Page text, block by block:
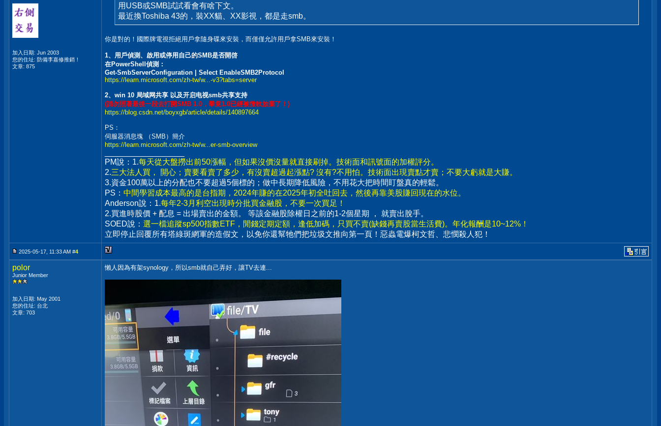
加入日期: Jun 2003
您的住址: 防備李嘉修推銷！
文章: 875
用USB或SMB試試看會有啥下文。
最近換Toshiba 43的，裝XX貓、XX影視，都是走smb。
你是對的！國際牌電視拒絕用戶拿隨身碟來安裝，而僅僅允許用戶拿SMB來安裝！
1、用戶偵測、啟用或停用自己的SMB是否開啓
在PowerShell偵測：
Get-SmbServerConfiguration | Select EnableSMB2Protocol
https://learn.microsoft.com/zh-tw/w...-v3?tabs=server
2、win 10 局域网共享 以及开启电视smb共享支持
(請勿照著最後一段去打開SMB 1.0，畢竟1.0已經被微軟放棄了！)
https://blog.csdn.net/boyxgb/article/details/140897664
PS：
伺服器消息塊 （SMB）簡介
https://learn.microsoft.com/zh-tw/w...er-smb-overview
PM說：1.每天從大盤撈出前50漲幅，但如果沒價沒量就直接刷掉。技術面和訊號面的加權評分。
2.三大法人買， 開心；賣要看賣了多少，有沒賣超過起漲點? 沒有?不用怕。技術面出現賣點才賣；不要大虧就是大賺。
3.資金100萬以上的分配也不要超過5個標的；做中長期降低風險，不用花大把時間盯盤真的輕鬆。
PS： 中間學習成本最高的是台指期，2024年賺的在2025年初全吐回去，然後再靠美股賺回現在的水位。
Anderson說：1.每年2-3月利空出現時分批買金融股，不要一次買足！
2.買進時股價 + 配息 = 出場賣出的金額。 等該金融股除權日之前的1-2個星期 ， 就賣出脫手。
SOED說： 選一檔追蹤sp500指數ETF，閒錢定期定額，逢低加碼，只買不賣(缺錢再賣股當生活費)。年化報酬是10~12%！
立即停止回覆所有塔綠斑網軍的造假文，以免你還幫牠們把垃圾文推向第一頁！惡蟲電爆柯文哲、悲憫殺人犯！
2025-05-17, 11:33 AM #4
polor
Junior Member
加入日期: May 2001
您的住址: 台北
文章: 703
懶人因為有架synology，所以smb就自己弄好，讓TV去連...